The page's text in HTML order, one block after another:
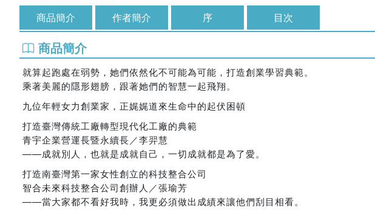
商品簡介 作者簡介 序 目次
商品簡介
就算起跑處在弱勢，她們依然化不可能為可能，打造創業學習典範。
乘著美麗的隱形翅膀，跟著她們的智慧一起飛翔。
九位年輕女力創業家，正娓娓道來生命中的起伏困頓
打造臺灣傳統工廠轉型現代化工廠的典範
青宇企業營運長暨永續長／李羿慧
——成就別人，也就是成就自己，一切成就都是為了愛。
打造南臺灣第一家女性創立的科技整合公司
智合未來科技整合公司創辦人／張瑜芳
——當大家都不看好我時，我更必須做出成績來讓他們刮目相看。